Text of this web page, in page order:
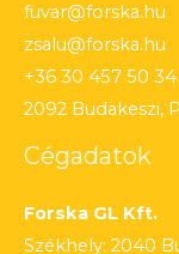
fuvar@forska.hu
zsalu@forska.hu
+36 30 457 50 34
2092 Budakeszi,
Cégadatok
Forska GL Kft.
Székhely: 2040